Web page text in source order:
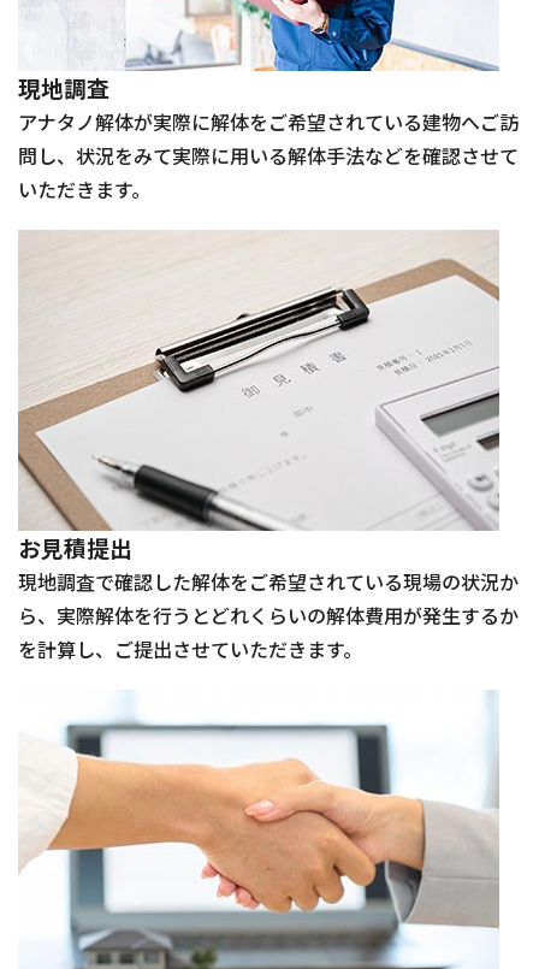
現地調査
アナタノ解体が実際に解体をご希望されている建物へご訪
問し、状況をみて実際に用いる解体手法などを確認させて
いただきます。
お見積提出
現地調査で確認した解体をご希望されている現場の状況か
ら、実際解体を行うとどれくらいの解体費用が発生するか
を計算し、ご提出させていただきます。